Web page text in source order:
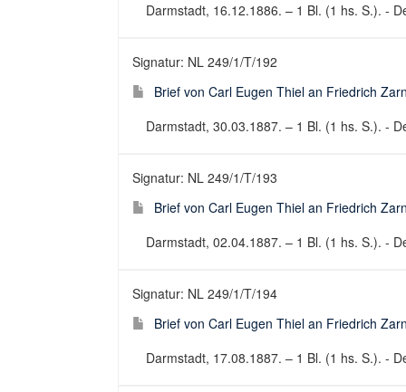
Darmstadt, 16.12.1886. – 1 Bl. (1 hs. S.). -
Signatur: NL 249/1/T/192
Brief von Carl Eugen Thiel an Friedrich
Darmstadt, 30.03.1887. – 1 Bl. (1 hs. S.). -
Signatur: NL 249/1/T/193
Brief von Carl Eugen Thiel an Friedrich
Darmstadt, 02.04.1887. – 1 Bl. (1 hs. S.). -
Signatur: NL 249/1/T/194
Brief von Carl Eugen Thiel an Friedrich
Darmstadt, 17.08.1887. – 1 Bl. (1 hs. S.). -